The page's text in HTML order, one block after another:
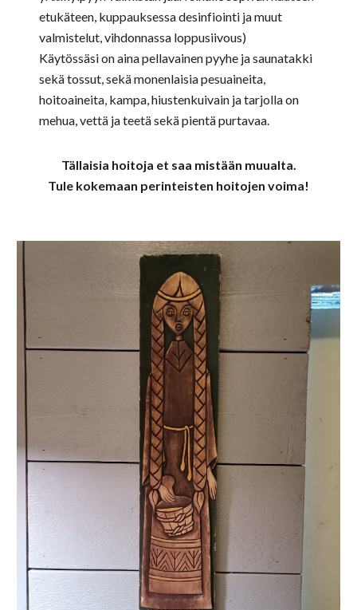
etukäteen, kuppauksessa desinfiointi ja muut
valmistelut, vihdonnassa loppusiivous)
Käytössäsi on aina pellavainen pyyhe ja saunatakki
sekä tossut, sekä monenlaisia pesuaineita,
hoitoaineita, kampa, hiustenkuivain ja tarjolla on
mehua, vettä ja teetä sekä pientä purtavaa.
Tällaisia hoitoja et saa mistään muualta.
Tule kokemaan perinteisten hoitojen voima!